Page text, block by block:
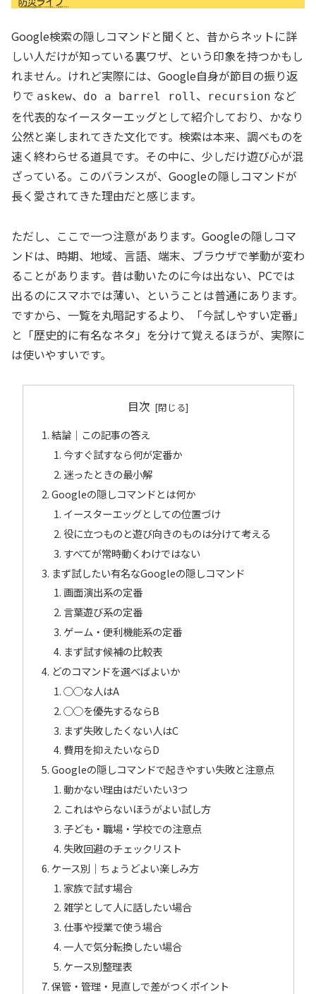
Google検索の隠しコマンドと聞くと、昔からネットに詳
しい人だけが知っている裏ワザ、という印象を持つかもし
れません。けれど実際には、Google自身が節目の振り返
りで askew、 do a barrel roll、 recursion など
を代表的なイースターエッグとして紹介しており、かなり
公然と楽しまれてきた文化です。検索は本来、調べものを
速く終わらせる道具です。その中に、少しだけ遊び心が混
ざっている。このバランスが、Googleの隠しコマンドが
長く愛されてきた理由だと感じます。
ただし、ここで一つ注意があります。Googleの隠しコマ
ンドは、時期、地域、言語、端末、ブラウザで挙動が変わ
ることがあります。昔は動いたのに今は出ない、PCでは
出るのにスマホでは薄い、ということは普通にあります。
ですから、一覧を丸暗記するより、「今試しやすい定番」
と「歴史的に有名なネタ」を分けて覚えるほうが、実際に
は使いやすいです。
目次
結論｜この記事の答え
今すぐ試すなら何が定番か
迷ったときの最小解
Googleの隠しコマンドとは何か
イースターエッグとしての位置づけ
役に立つものと遊び向きのものは分けて考える
すべてが常時動くわけではない
まず試したい有名なGoogleの隠しコマンド
画面演出系の定番
言葉遊び系の定番
ゲーム・便利機能系の定番
まず試す候補の比較表
どのコマンドを選べばよいか
○○な人はA
○○を優先するならB
まず失敗したくない人はC
費用を抑えたいならD
Googleの隠しコマンドで起きやすい失敗と注意点
動かない理由はだいたい3つ
これはやらないほうがよい試し方
子ども・職場・学校での注意点
失敗回避のチェックリスト
ケース別｜ちょうどよい楽しみ方
家族で試す場合
雑学として人に話したい場合
仕事や授業で使う場合
一人で気分転換したい場合
ケース別整理表
保管・管理・見直しで差がつくポイント